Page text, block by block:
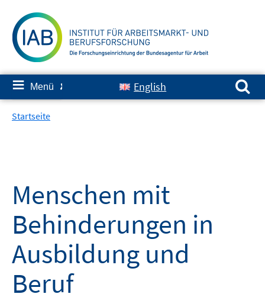
zum
Inhalt
≡ Menü ✘ English
Suchen nach:
Startseite
Menschen mit
Behinderungen in
Ausbildung und
Beruf